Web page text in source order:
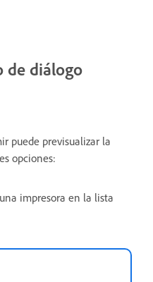
de diálogo
puede previsualizar la
opciones:
impresora en la lista